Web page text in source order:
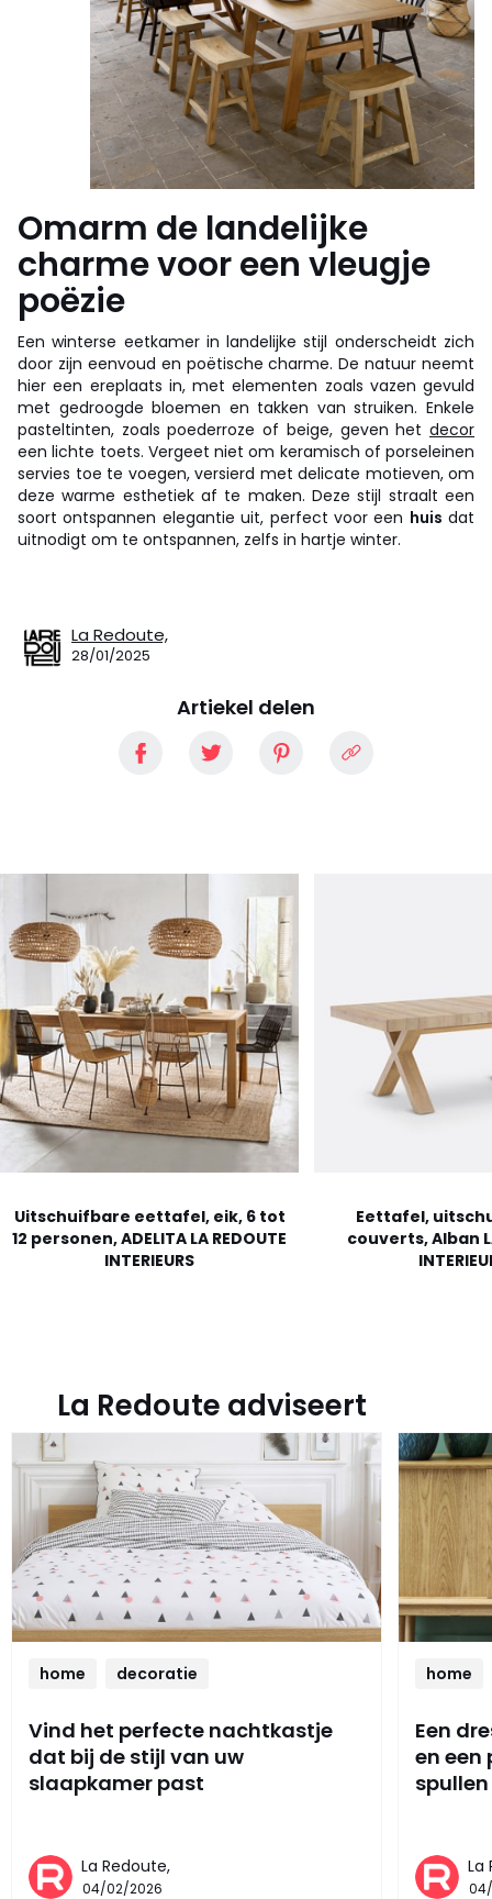
Omarm de landelijke
charme voor een vleugje
poëzie
Een winterse eetkamer in landelijke stijl onderscheidt zich
door zijn eenvoud en poëtische charme. De natuur neemt
hier een ereplaats in, met elementen zoals vazen gevuld
met gedroogde bloemen en takken van struiken. Enkele
pasteltinten, zoals poederroze of beige, geven het decor
een lichte toets. Vergeet niet om keramisch of porseleinen
servies toe te voegen, versierd met delicate motieven, om
deze warme esthetiek af te maken. Deze stijl straalt een
soort ontspannen elegantie uit, perfect voor een huis dat
uitnodigt om te ontspannen, zelfs in hartje winter.
La Redoute,
28/01/2025
Artiekel delen
Uitschuifbare eettafel, eik, 6 tot
12 personen, ADELITA LA REDOUTE
INTERIEURS
Eettafel,
couverts, Alban
La Redoute adviseert
home decoratie
Vind het perfecte nachtkastje
dat bij de stijl van uw
slaapkamer past
La Redoute,
04/02/2026
home
Een
en een
spullen
La